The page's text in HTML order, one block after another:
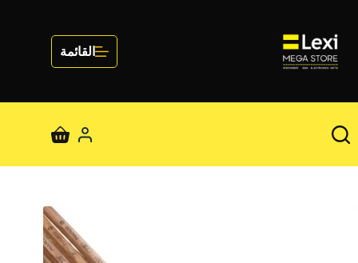
المحتوى
القائمة
عربة